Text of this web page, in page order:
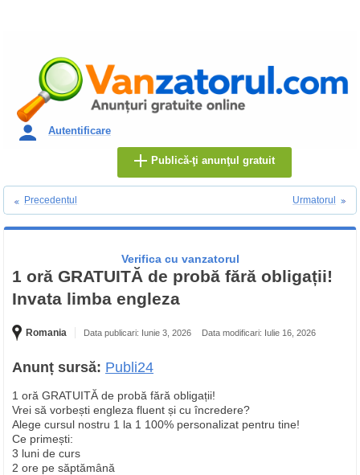
Autentificare
Publică-ţi anunţul gratuit
Precedentul Urmatorul
Verifica cu vanzatorul
1 oră GRATUITĂ de probă fără obligații!
Invata limba engleza
Romania Data publicari: Iunie 3, 2026 Data modificari: Iulie 16, 2026
Anunț sursă: Publi24
1 oră GRATUITĂ de probă fără obligații!
Vrei să vorbești engleza fluent și cu încredere?
Alege cursul nostru 1 la 1 100% personalizat pentru tine!
Ce primești:
3 luni de curs
2 ore pe săptămână